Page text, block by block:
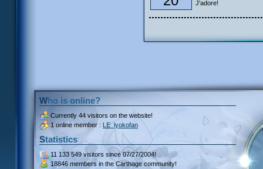
J'adore!
Who is online?
Currently 44 visitors on the website!
1 online member : LE_lyokofan
Statistics
11 133 549 visitors since 07/27/2004!
18846 members in the Carthage community!